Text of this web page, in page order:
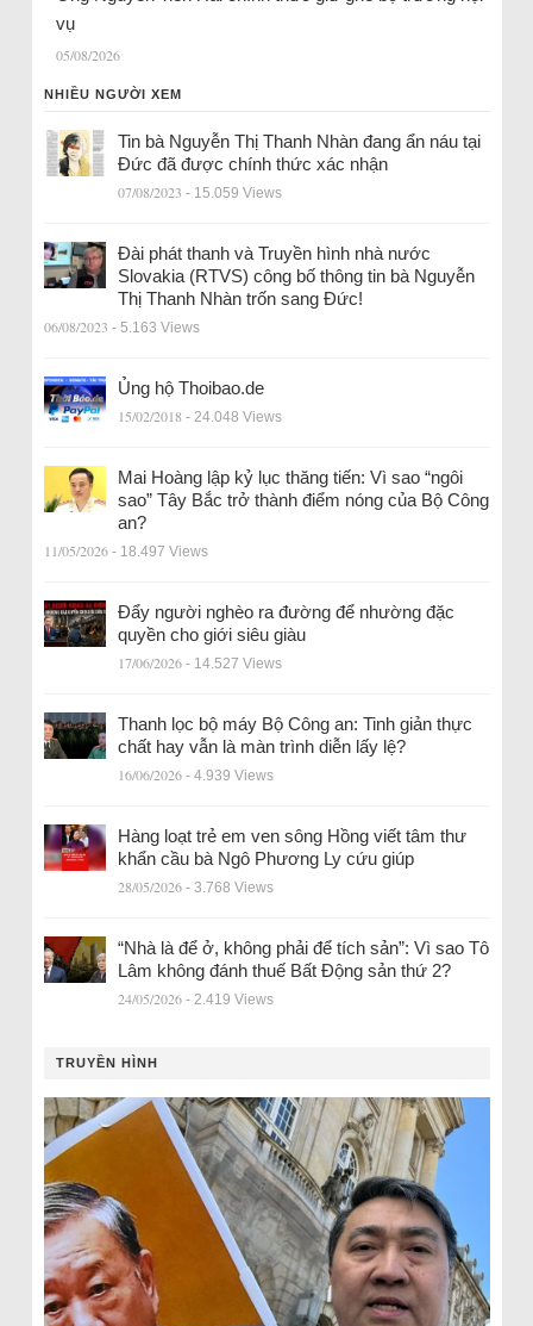
vụ
05/08/2026
NHIỀU NGƯỜI XEM
Tin bà Nguyễn Thị Thanh Nhàn đang ẩn náu tại
Đức đã được chính thức xác nhận
07/08/2023 - 15.059 Views
Đài phát thanh và Truyền hình nhà nước
Slovakia (RTVS) công bố thông tin bà Nguyễn
Thị Thanh Nhàn trốn sang Đức!
06/08/2023 - 5.163 Views
Ủng hộ Thoibao.de
15/02/2018 - 24.048 Views
Mai Hoàng lập kỷ lục thăng tiến: Vì sao “ngôi
sao” Tây Bắc trở thành điểm nóng của Bộ Công
an?
11/05/2026 - 18.497 Views
Đẩy người nghèo ra đường để nhường đặc
quyền cho giới siêu giàu
17/06/2026 - 14.527 Views
Thanh lọc bộ máy Bộ Công an: Tinh giản thực
chất hay vẫn là màn trình diễn lấy lệ?
16/06/2026 - 4.939 Views
Hàng loạt trẻ em ven sông Hồng viết tâm thư
khẩn cầu bà Ngô Phương Ly cứu giúp
28/05/2026 - 3.768 Views
“Nhà là để ở, không phải để tích sản”: Vì sao Tô
Lâm không đánh thuế Bất Động sản thứ 2?
24/05/2026 - 2.419 Views
TRUYỀN HÌNH